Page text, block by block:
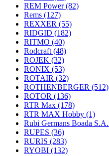
REM Power(82)
Rems (127)
REXXER (55)
RIDGID (182)
RITMO (40)
Rodcraft (48)
ROJEK (32)
RONIX (53)
ROTAIR (32)
ROTHENBERGER (512)
ROTOR (136)
RTR Max (178)
RTR MAX Hobby (1)
Rubi Germans Boada S.A.
RUPES (36)
RURIS (283)
RYOBI (132)